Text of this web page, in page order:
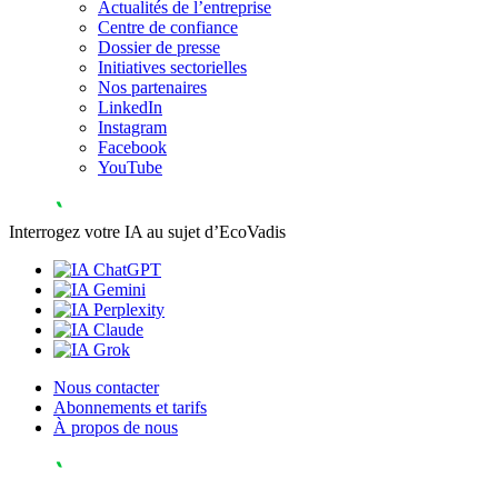
Actualités de l’entreprise
Centre de confiance
Dossier de presse
Initiatives sectorielles
Nos partenaires
LinkedIn
Instagram
Facebook
YouTube
Interrogez votre IA au sujet d’EcoVadis
Nous contacter
Abonnements et tarifs
À propos de nous